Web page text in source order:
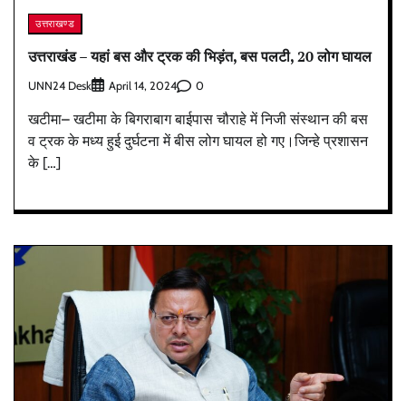
उत्तराखण्ड
उत्तराखंड – यहां बस और ट्रक की भिड़ंत, बस पलटी, 20 लोग घायल
UNN24 Desk April 14, 2024 0
खटीमा– खटीमा के बिगराबाग बाईपास चौराहे में निजी संस्थान की बस
व ट्रक के मध्य हुई दुर्घटना में बीस लोग घायल हो गए।जिन्हे प्रशासन
के […]